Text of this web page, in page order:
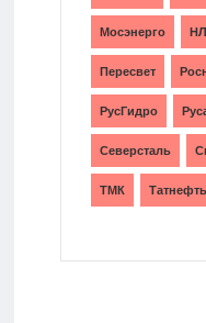
Мосэнерго
Пересвет
РусГидро
Северсталь
ТМК Татнефть